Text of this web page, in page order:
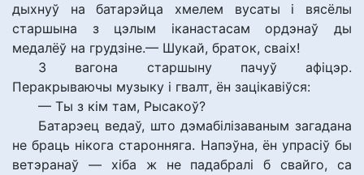
дыхнуў на батарэйца хмелем вусаты і вясёлы
старшына з цэлым іканастасам ордэнаў ды
медалёў на грудзіне.— Шукай, браток, сваіх!
З вагона старшыну пачуў афіцэр.
Перакрываючы музыку і гвалт, ён зацікавіўся:
— Ты з кім там, Рысакоў?
Батарэец ведаў, што дэмабілізаваным загадана
не браць нікога старонняга. Напэўна, ён упрасіў бы
ветэранаў — хіба ж не падабралі б свайго, са